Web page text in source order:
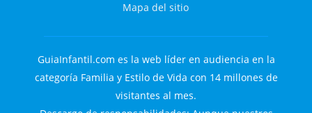
Mapa del sitio
GuiaInfantil.com es la web líder en audiencia en la
categoría Familia y Estilo de Vida con 14 millones de
visitantes al mes.